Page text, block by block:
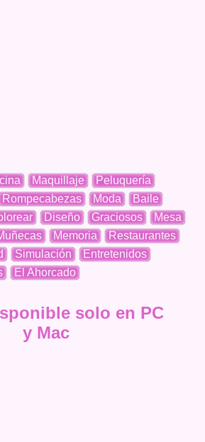
Maquillaje
Peluquería
Rompecabezas Moda
Baile
Diseño Graciosos
Mesa
Memoria
Restaurantes
Simulación
Entretenidos
El Ahorcado
solo en PC
y Mac